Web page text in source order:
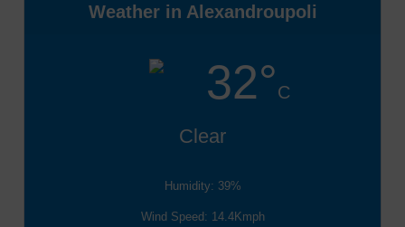
Weather in Alexandroupoli
32°C
Clear
Humidity: 39%
Wind Speed: 14.4Kmph